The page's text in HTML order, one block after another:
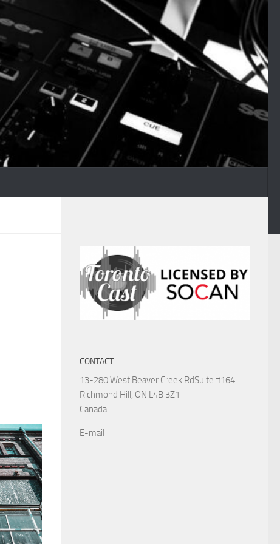
CONTACT
13-280 West Beaver Creek RdSuite #164
Richmond Hill, ON L4B 3Z1
Canada
E-mail